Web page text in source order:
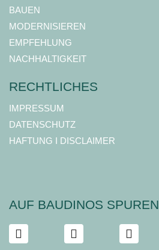
BAUEN
MODERNISIEREN
EMPFEHLUNG
NACHHALTIGKEIT
RECHTLICHES
IMPRESSUM
DATENSCHUTZ
HAFTUNG I DISCLAIMER
AUF BAUDINOS SPUREN